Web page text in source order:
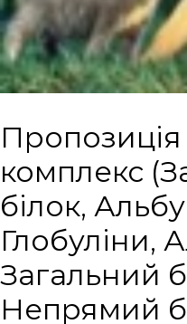
комплекс
білок,
Глобуліни,
Загальний
Непрямий